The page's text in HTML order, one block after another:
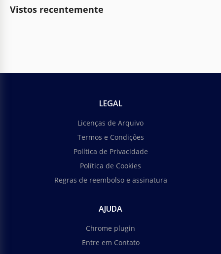
Vistos recentemente
LEGAL
Licenças de Arquivo
Termos e Condições
Política de Privacidade
Política de Cookies
Regras de reembolso e assinatura
AJUDA
Chrome plugin
Entre em Contato